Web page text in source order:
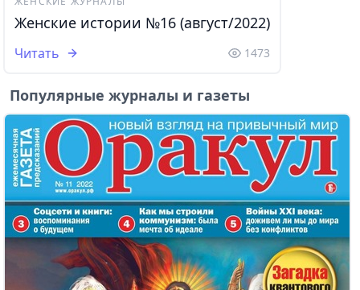
Женские истории №16 (август/2022)
Читать 1473
Популярные журналы и газеты